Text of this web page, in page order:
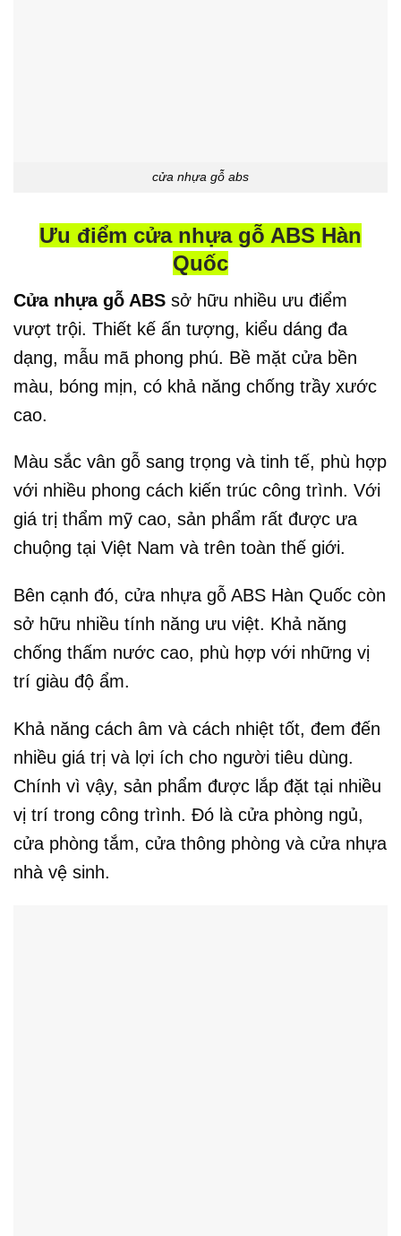
cửa nhựa gỗ abs
Ưu điểm cửa nhựa gỗ ABS Hàn
Quốc
Cửa nhựa gỗ ABS sở hữu nhiều ưu điểm
vượt trội. Thiết kế ấn tượng, kiểu dáng đa
dạng, mẫu mã phong phú. Bề mặt cửa bền
màu, bóng mịn, có khả năng chống trầy xước
cao.
Màu sắc vân gỗ sang trọng và tinh tế, phù hợp
với nhiều phong cách kiến trúc công trình. Với
giá trị thẩm mỹ cao, sản phẩm rất được ưa
chuộng tại Việt Nam và trên toàn thế giới.
Bên cạnh đó, cửa nhựa gỗ ABS Hàn Quốc còn
sở hữu nhiều tính năng ưu việt. Khả năng
chống thấm nước cao, phù hợp với những vị
trí giàu độ ẩm.
Khả năng cách âm và cách nhiệt tốt, đem đến
nhiều giá trị và lợi ích cho người tiêu dùng.
Chính vì vậy, sản phẩm được lắp đặt tại nhiều
vị trí trong công trình. Đó là cửa phòng ngủ,
cửa phòng tắm, cửa thông phòng và cửa nhựa
nhà vệ sinh.